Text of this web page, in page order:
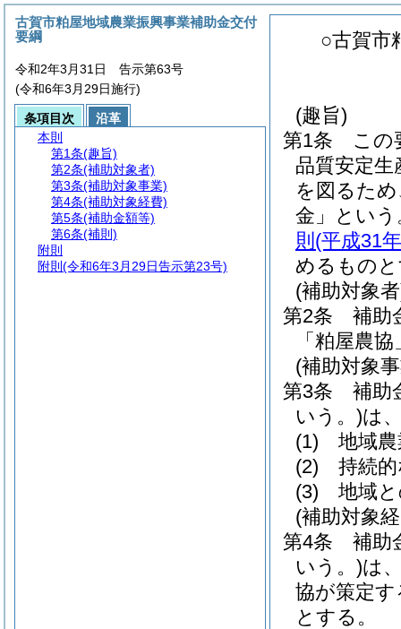
○古賀市
(趣旨)
第1条
この
品質安定
を図るた
金」という
則 (平成31
めるもの
(補助対象
第2条
補助
「粕屋農
(補助対象
第3条
補助
いう。)は
(1)
地域
(2)
持続
(3)
地域
(補助対象
第4条
補助
いう。)は
協が策定
とする。
古賀市粕屋地域農業振興事業補助金交付
要綱
令和2年3月31日 告示第63号
(令和6年3月29日施行)
条項目次
沿革
本則
第1条(趣旨)
第2条(補助対象者)
第3条(補助対象事業)
第4条(補助対象経費)
第5条(補助金額等)
第6条(補則)
附則
附則 (令和6年3月29日告示第23号)